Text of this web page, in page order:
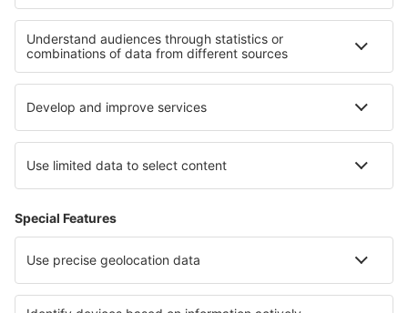
Hoteluri in Cantabria Hoteluri in El Hierro
Hoteluri in Galicia Hoteluri in Kapama Game Reserve
Hoteluri în Atolii Centrali
Hoteluri în Costa Central